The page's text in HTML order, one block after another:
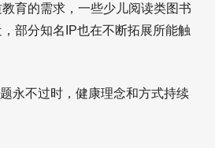
育的需求，一些少儿阅读类图书
部分知名IP也在不断拓展所能触
不过时，健康理念和方式持续